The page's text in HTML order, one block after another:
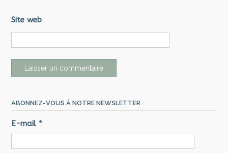
Site web
ABONNEZ-VOUS À NOTRE NEWSLETTER
E-mail *